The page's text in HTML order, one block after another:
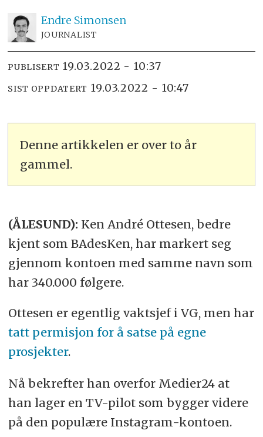
Endre Simonsen
JOURNALIST
PUBLISERT 19.03.2022 - 10:37
SIST OPPDATERT 19.03.2022 - 10:47
Denne artikkelen er over to år
gammel.
(ÅLESUND): Ken André Ottesen, bedre
kjent som BAdesKen, har markert seg
gjennom kontoen med samme navn som
har 340.000 følgere.
Ottesen er egentlig vaktsjef i VG, men har
tatt permisjon for å satse på egne
prosjekter.
Nå bekrefter han overfor Medier24 at
han lager en TV-pilot som bygger videre
på den populære Instagram-kontoen.